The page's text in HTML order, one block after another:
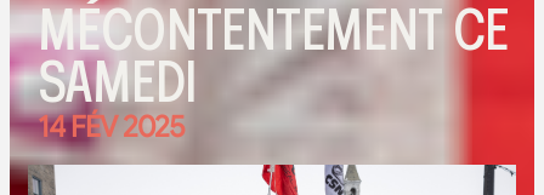
MÉCONTENTEMENT CE
SAMEDI
14 FÉV 2025